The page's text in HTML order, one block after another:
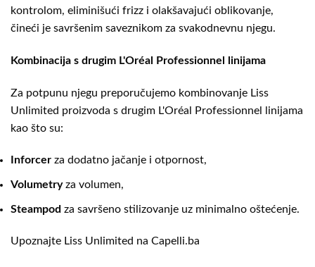
kontrolom, eliminišući frizz i olakšavajući oblikovanje,
čineći je savršenim saveznikom za svakodnevnu njegu.
Kombinacija s drugim L'Oréal Professionnel linijama
Za potpunu njegu preporučujemo kombinovanje Liss
Unlimited proizvoda s drugim L'Oréal Professionnel linijama
kao što su:
Inforcer za dodatno jačanje i otpornost,
Volumetryza volumen,
Steampod za savršeno stilizovanje uz minimalno oštećenje.
Upoznajte Liss Unlimited na Capelli.ba